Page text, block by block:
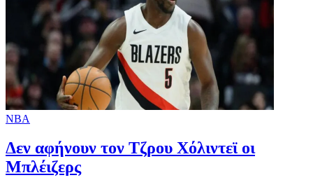
NBA
Δεν αφήνουν τον Τζρου Χόλιντεϊ οι
Μπλέιζερς